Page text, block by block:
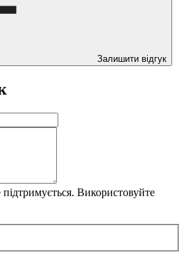
Залишити відгук
Використовуйте